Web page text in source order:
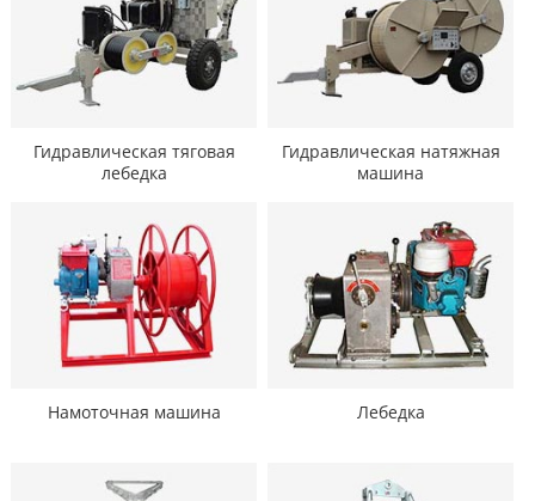
Гидравлическая тяговая
лебедка
Гидравлическая натяжная
машина
Намоточная машина Лебедка